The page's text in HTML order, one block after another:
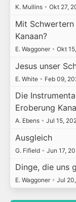
K. Mullins • Okt 27,
Mit Schwertern
Kanaan?
E. Waggoner • Okt
Jesus unser
E. White • Feb 09,
Die
Eroberung
A. Ebens • Jul 15,
Ausgleich
G. Fifield • Jun 17,
Dinge, die uns
E. Waggoner • Jul